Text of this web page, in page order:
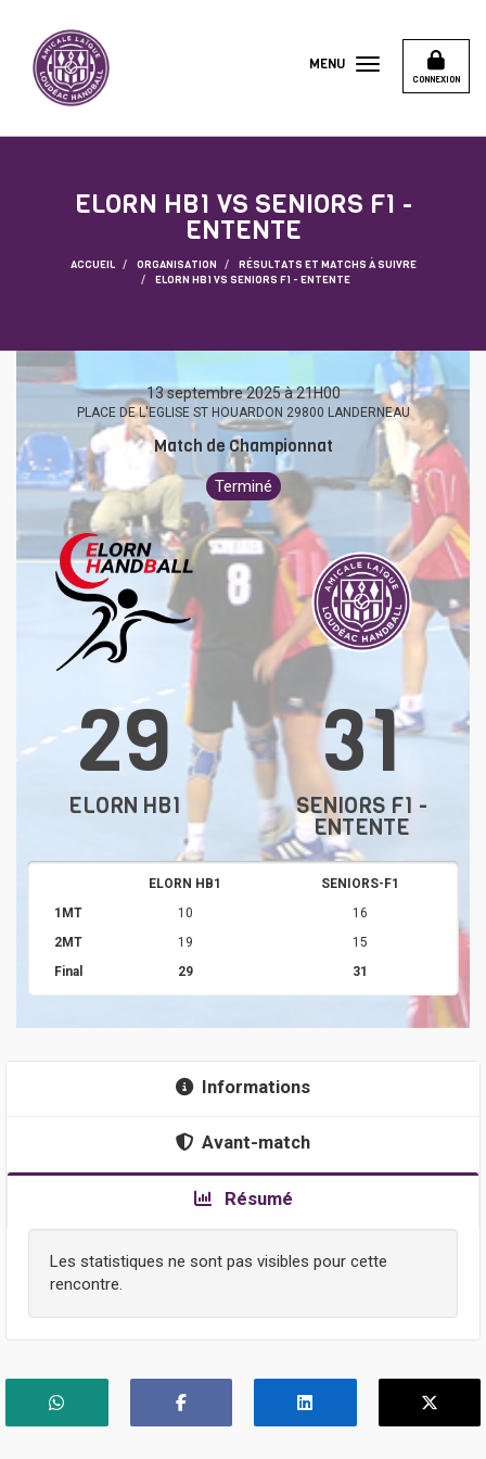
CONNEXION
MENU
ELORN HB1 VS SENIORS F1 -
ENTENTE
ACCUEIL ORGANISATION
RÉSULTATS ET MATCHS À SUIVRE
ELORN HB1 VS SENIORS F1 - ENTENTE
13 septembre 2025 à 21H00
PLACE DE L'EGLISE ST HOUARDON 29800 LANDERNEAU
Match de Championnat
Terminé
29 31
ELORN HB1 SENIORS F1 -
ENTENTE
ELORN HB1
SENIORS-F1
1MT
10
16
2MT
19
15
Final
29 31
Informations
Avant-match
Résumé
Les statistiques ne sont pas visibles pour cette
rencontre.